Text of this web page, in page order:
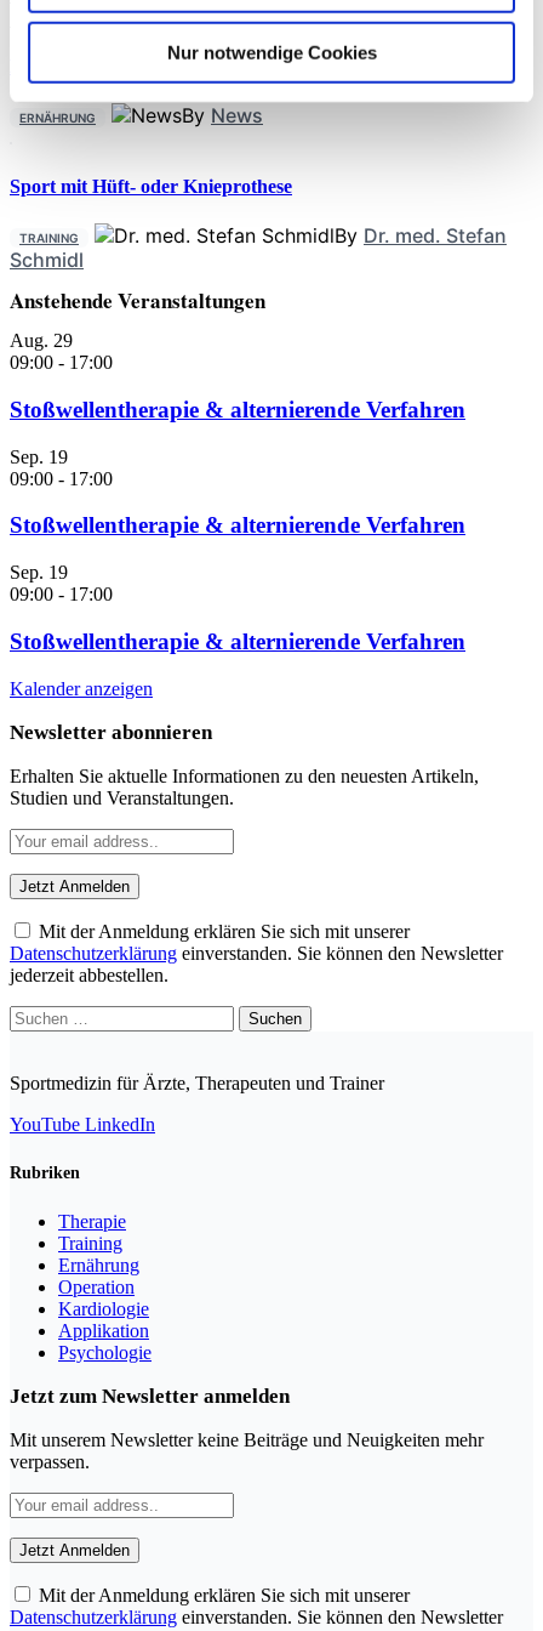
Nur notwendige Cookies
Sportwiss. Christiane Wilke
Kreatin für Longevity
ERNÄHRUNG By News
Sport mit Hüft- oder Knieprothese
TRAINING By Dr. med. Stefan
Schmidl
Anstehende Veranstaltungen
Aug. 29
09:00 - 17:00
Stoßwellentherapie & alternierende Verfahren
Sep. 19
09:00 - 17:00
Stoßwellentherapie & alternierende Verfahren
Sep. 19
09:00 - 17:00
Stoßwellentherapie & alternierende Verfahren
Kalender anzeigen
Newsletter abonnieren
Erhalten Sie aktuelle Informationen zu den neuesten Artikeln,
Studien und Veranstaltungen.
Mit der Anmeldung erklären Sie sich mit unserer
Datenschutzerklärung einverstanden. Sie können den Newsletter
jederzeit abbestellen.
Suchen
nach:
Sportmedizin für Ärzte, Therapeuten und Trainer
YouTube LinkedIn
Rubriken
Therapie
Training
Ernährung
Operation
Kardiologie
Applikation
Psychologie
Jetzt zum Newsletter anmelden
Mit unserem Newsletter keine Beiträge und Neuigkeiten mehr
verpassen.
Mit der Anmeldung erklären Sie sich mit unserer
Datenschutzerklärung einverstanden. Sie können den Newsletter